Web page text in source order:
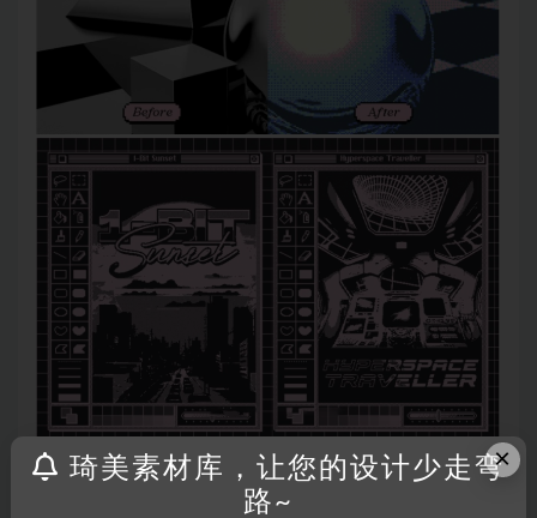
×
琦美素材库，让您的设计少走弯
路~